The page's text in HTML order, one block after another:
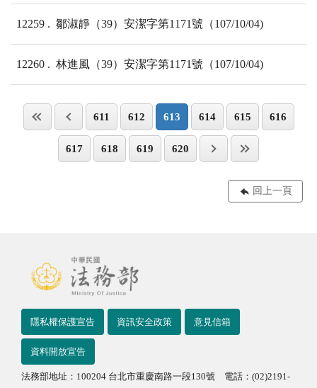
12259 鄒淑靜（39）安潔字第1171號（107/10/04)
12260 林進風（39）安潔字第1171號（107/10/04)
611 612 613 614 615 616
617 618 619 620
回上一頁
隱私權保護宣告 資訊安全政策 意見信箱
資料開放宣告
法務部地址：100204 台北市重慶南路一段130號 電話：(02)2191-